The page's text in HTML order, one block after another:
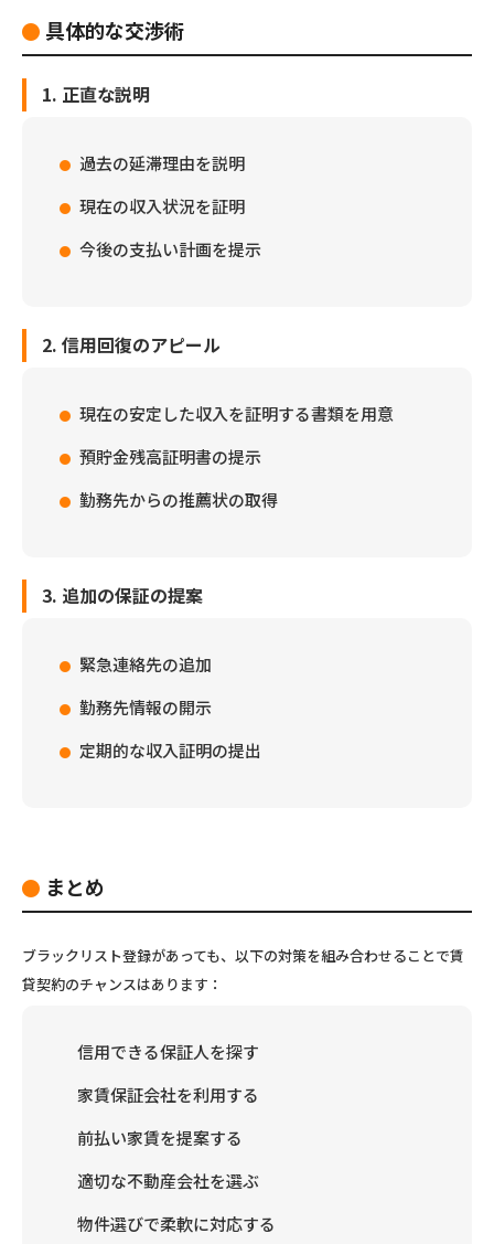
具体的な交渉術
1. 正直な説明
過去の延滞理由を説明
現在の収入状況を証明
今後の支払い計画を提示
2. 信用回復のアピール
現在の安定した収入を証明する書類を用意
預貯金残高証明書の提示
勤務先からの推薦状の取得
3. 追加の保証の提案
緊急連絡先の追加
勤務先情報の開示
定期的な収入証明の提出
まとめ
ブラックリスト登録があっても、以下の対策を組み合わせることで賃
貸契約のチャンスはあります：
信用できる保証人を探す
家賃保証会社を利用する
前払い家賃を提案する
適切な不動産会社を選ぶ
物件選びで柔軟に対応する